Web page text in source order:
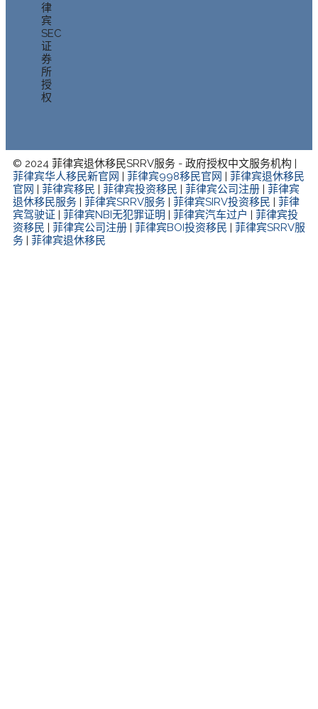
律
宾
SEC
证
券
所
授
权
© 2024 菲律宾退休移民SRRV服务 - 政府授权中文服务机构 |
菲律宾华人移民新官网 | 菲律宾998移民官网 | 菲律宾退休移民
官网 | 菲律宾移民 | 菲律宾投资移民 | 菲律宾公司注册 | 菲律宾
退休移民服务 | 菲律宾SRRV服务 | 菲律宾SIRV投资移民 | 菲律
宾驾驶证 | 菲律宾NBI无犯罪证明 | 菲律宾汽车过户 | 菲律宾投
资移民 | 菲律宾公司注册 | 菲律宾BOI投资移民 | 菲律宾SRRV服
务 | 菲律宾退休移民